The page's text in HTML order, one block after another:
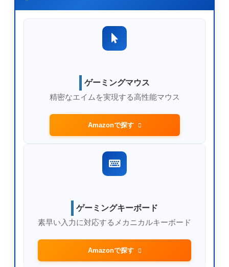
ゲーミングマウス
精密なエイムを実現する高性能マウス
Amazonで探す
ゲーミングキーボード
素早い入力に対応するメカニカルキーボード
Amazonで探す